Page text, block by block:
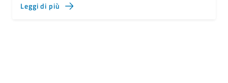
Leggi di più